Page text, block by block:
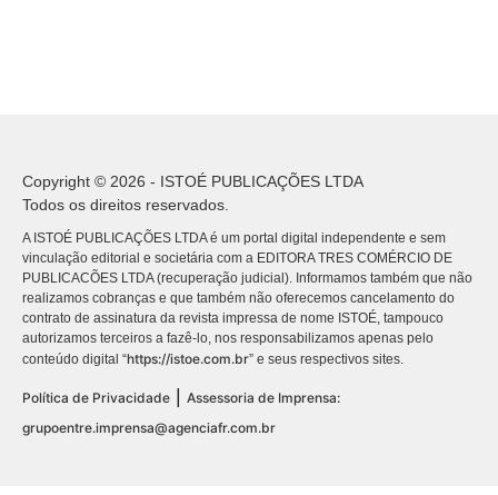
Copyright © 2026 - ISTOÉ PUBLICAÇÕES LTDA
Todos os direitos reservados.
A ISTOÉ PUBLICAÇÕES LTDA é um portal digital independente e sem
vinculação editorial e societária com a EDITORA TRES COMÉRCIO DE
PUBLICACÕES LTDA (recuperação judicial). Informamos também que não
realizamos cobranças e que também não oferecemos cancelamento do
contrato de assinatura da revista impressa de nome ISTOÉ, tampouco
autorizamos terceiros a fazê-lo, nos responsabilizamos apenas pelo
conteúdo digital “https://istoe.com.br” e seus respectivos sites.
Política de Privacidade
Assessoria de Imprensa:
grupoentre.imprensa@agenciafr.com.br